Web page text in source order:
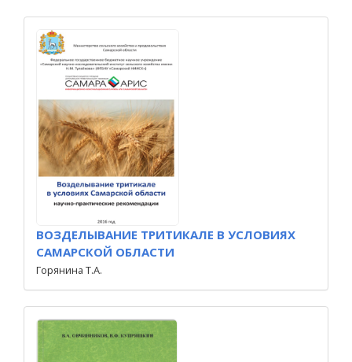
ВОЗДЕЛЫВАНИЕ ТРИТИКАЛЕ В УСЛОВИЯХ
САМАРСКОЙ ОБЛАСТИ
Горянина Т.А.